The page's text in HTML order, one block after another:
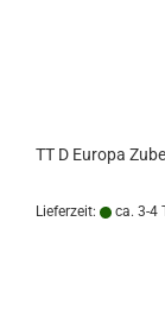
TT D Europa
Lieferzeit: ca. 3-4